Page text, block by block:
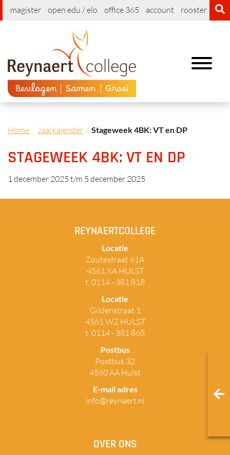
magister open edu / elo office 365 account rooster
Toggle
Home Jaarkalender Stageweek 4BK: VT en DP
STAGEWEEK 4BK: VT EN DP
1 december 2025 t/m 5 december 2025
REYNAERTCOLLEGE
Locatie
Zoutestraat 61A
4561 XA HULST
t. 0114 - 381 818
Locatie
Gildenstraat 1
4561 WZ HULST
t. 0114 - 381 868
Postbus
Postbus 32
4560 AA Hulst
E-mail adres
info@reynaert.nl
OVER ONS